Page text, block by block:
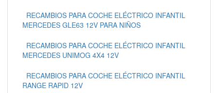
RECAMBIOS PARA COCHE ELÉCTRICO INFANTIL
MERCEDES GLE63 12V PARA NIÑOS
RECAMBIOS PARA COCHE ELÉCTRICO INFANTIL
MERCEDES UNIMOG 4X4 12V
RECAMBIOS PARA COCHE ELÉCTRICO INFANTIL
RANGE RAPID 12V